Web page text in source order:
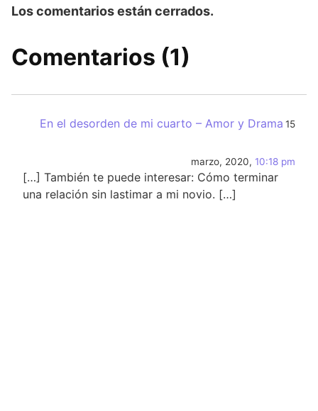
Los comentarios están cerrados.
Comentarios (1)
En el desorden de mi cuarto – Amor y Drama 15
marzo, 2020, 10:18 pm
[…] También te puede interesar: Cómo terminar
una relación sin lastimar a mi novio. […]